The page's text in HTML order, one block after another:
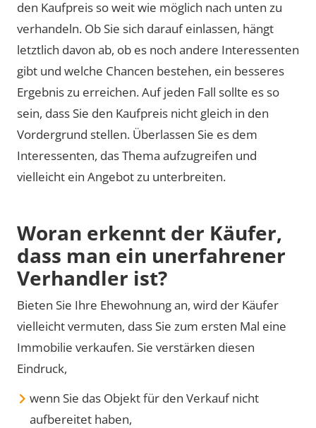
den Kaufpreis so weit wie möglich nach unten zu
verhandeln. Ob Sie sich darauf einlassen, hängt
letztlich davon ab, ob es noch andere Interessenten
gibt und welche Chancen bestehen, ein besseres
Ergebnis zu erreichen. Auf jeden Fall sollte es so
sein, dass Sie den Kaufpreis nicht gleich in den
Vordergrund stellen. Überlassen Sie es dem
Interessenten, das Thema aufzugreifen und
vielleicht ein Angebot zu unterbreiten.
Woran erkennt der Käufer,
dass man ein unerfahrener
Verhandler ist?
Bieten Sie Ihre Ehewohnung an, wird der Käufer
vielleicht vermuten, dass Sie zum ersten Mal eine
Immobilie verkaufen. Sie verstärken diesen
Eindruck,
wenn Sie das Objekt für den Verkauf nicht
aufbereitet haben,